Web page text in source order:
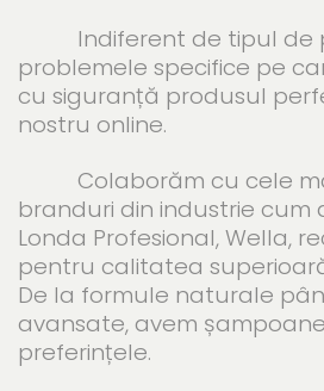
Indiferent de tipul de
problemele specifice pe
cu siguranță produsul
nostru online.
Colaborăm cu cele
branduri din industrie cum
Londa Profesional, Wella,
pentru calitatea
De la formule naturale
avansate, avem
preferințele.